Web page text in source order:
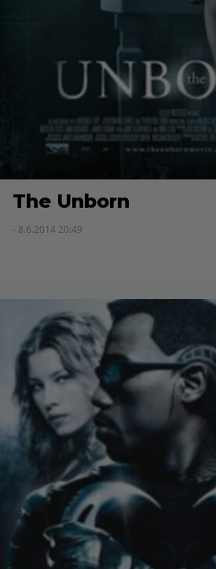
The Unborn
- 8.6.2014 20:49